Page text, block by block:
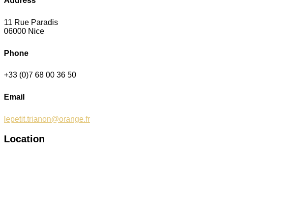
11 Rue Paradis
06000 Nice
Phone
+33 (0)7 68 00 36 50
Email
lepetit.trianon@orange.fr
Location